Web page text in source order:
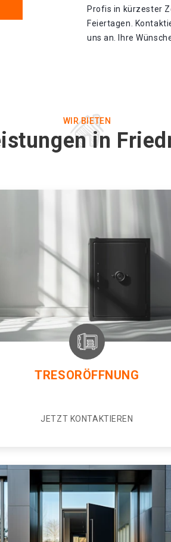
Profis in kürzester
Feiertagen.
uns an. Ihre
WIR BIETEN
in
TRESORÖFFNUNG
JETZT KONTAKTIEREN